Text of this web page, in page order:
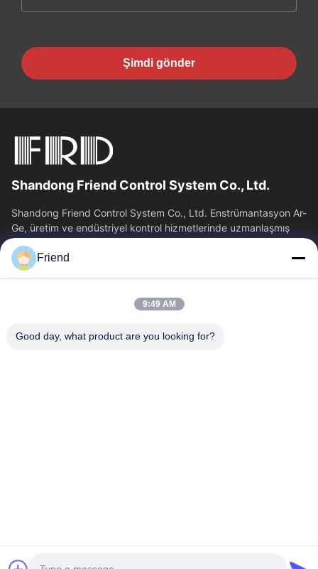
Şimdi gönder
Shandong Friend Control System Co., Ltd.
Shandong Friend Control System Co., Ltd. Enstrümantasyon Ar-
Ge, üretim ve endüstriyel kontrol hizmetlerinde uzmanlaşmış
ulusal bir yüksek teknoloji...
Hızlı Bağlantılar
Hakkımızda
Fabrika Turu
Kalite Kontrol
Friend
9:49 AM
Good day, what product are you looking for?